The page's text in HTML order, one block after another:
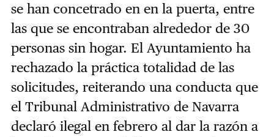
se han concetrado en en la puerta, entre
las que se encontraban alrededor de 30
personas sin hogar. El Ayuntamiento ha
rechazado la práctica totalidad de las
solicitudes, reiterando una conducta que
el Tribunal Administrativo de Navarra
declaró ilegal en febrero al dar la razón a